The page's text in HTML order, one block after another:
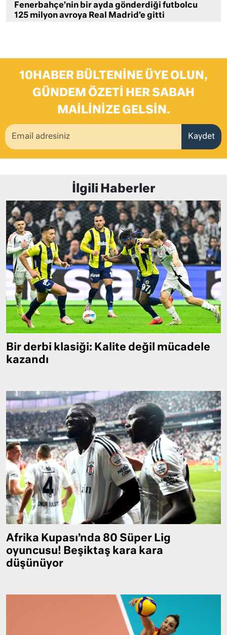
Fenerbahçe’nin bir ayda gönderdiği futbolcu
125 milyon avroya Real Madrid’e gitti
10HABER BÜLTENINE ÜYE OLUN,
GÜNDEM ÖZETI HER SABAH
MAILINIZE GELSIN.
Kaydet
İlgili Haberler
Bir derbi klasiği: Kalite değil mücadele
kazandı
Afrika Kupası’nda 80 Süper Lig
oyuncusu! Beşiktaş kara kara
düşünüyor